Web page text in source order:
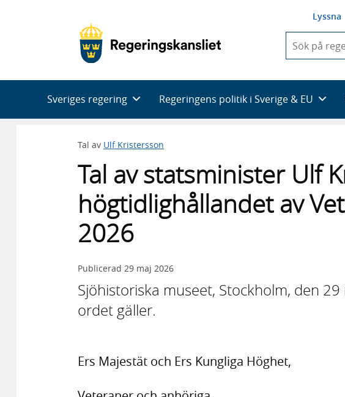
Lyssna
du
skriva
framträder
en
Sveriges regering Regeringens politik i Sverige & EU
Tal av Ulf Kristersson
Tal av statsminister Ulf
högtidlighållandet av
2026
Publicerad 29 maj 2026
Sjöhistoriska museet, Stockholm, den
ordet gäller.
Ers Majestät och Ers Kungliga Höghet,